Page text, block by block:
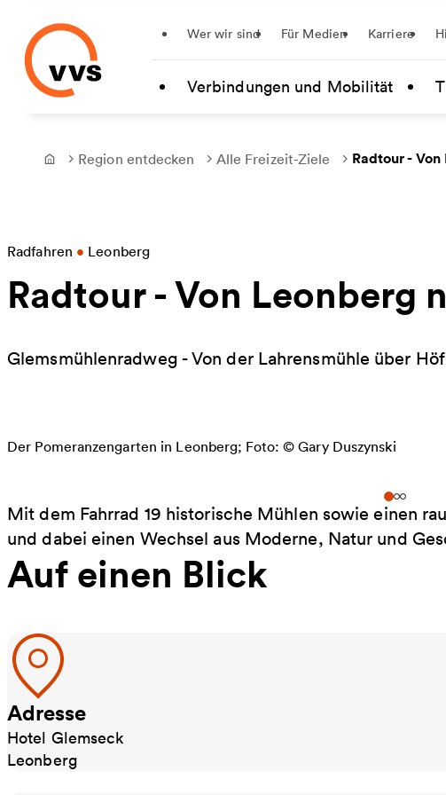
Zum Hauptinhalt springen
Wer wir sind Für Medien Karriere
Verbindungen und Mobilität
Frontpage
Region entdecken Alle Freizeit-Ziele Radtour -
Radfahren • Leonberg
Radtour - Von Leonberg
Glemsmühlenradweg - Von der Lahrensmühle über
Der Pomeranzengarten in Leonberg; Foto: © Gary Duszynski
Mit dem Fahrrad 19 historische Mühlen sowie einen
und dabei einen Wechsel aus Moderne, Natur und
Auf einen Blick
Adresse
Hotel Glemseck
Leonberg